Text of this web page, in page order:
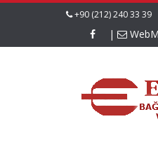
+90 (212) 240 33 39
|